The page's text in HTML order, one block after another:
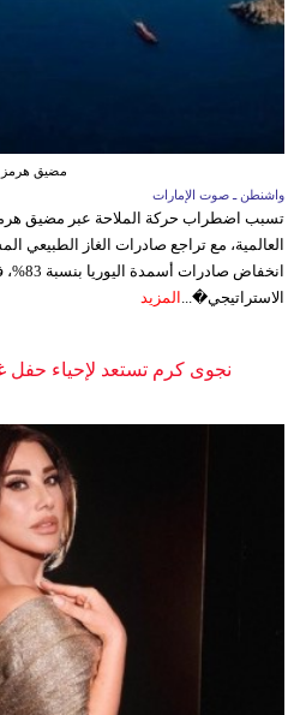
مضيق هرمز
واشنطن ـ صوت الإمارات
تسبب اضطراب حركة الملاحة عبر مضيق
انخفاض
الاستراتيجي�... المزيد
نجوى كرم تستعد لإحياء حفل غنائي